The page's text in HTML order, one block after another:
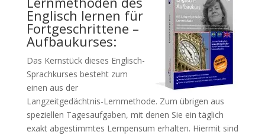
Englisch lernen für
Fortgeschrittene –
Aufbaukurses:
Das Kernstück dieses Englisch-
Sprachkurses besteht zum
einen aus der
Langzeitgedächtnis-Lernmethode. Zum übrigen aus
speziellen Tagesaufgaben, mit denen Sie ein täglich
exakt abgestimmtes Lernpensum erhalten. Hiermit sind